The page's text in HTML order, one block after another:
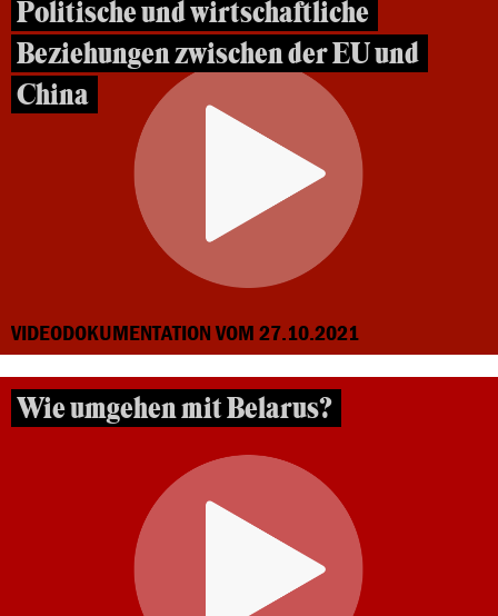
Politische und wirtschaftliche
Beziehungen zwischen der EU und
China
VIDEODOKUMENTATION VOM 27.10.2021
Wie umgehen mit Belarus?